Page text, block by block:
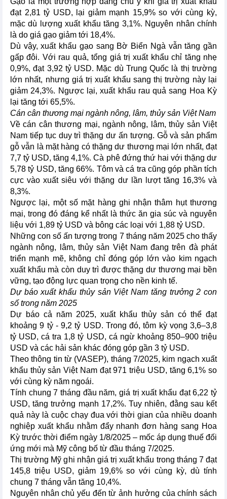
đạt 2,81 tỷ USD, lại giảm mạnh 15,9% so với cùng kỳ,
mặc dù lượng xuất khẩu tăng 3,1%. Nguyên nhân chính
là do giá gạo giảm tới 18,4%.
Dù vậy, xuất khẩu gạo sang Bờ Biển Ngà vẫn tăng gần
gấp đôi. Với rau quả, tổng giá trị xuất khẩu chỉ tăng nhẹ
0,9%, đạt 3,92 tỷ USD. Mặc dù Trung Quốc là thị trường
lớn nhất, nhưng giá trị xuất khẩu sang thị trường này lại
giảm 24,3%. Ngược lại, xuất khẩu rau quả sang Hoa Kỳ
lại tăng tới 65,5%.
Cán cân thương mại ngành nông, lâm, thủy sản Việt Nam
Về cán cân thương mại, ngành nông, lâm, thủy sản Việt
Nam tiếp tục duy trì thặng dư ấn tượng. Gỗ và sản phẩm
gỗ vẫn là mặt hàng có thặng dư thương mại lớn nhất, đạt
7,7 tỷ USD, tăng 4,1%. Cà phê đứng thứ hai với thặng dư
5,78 tỷ USD, tăng 66%. Tôm và cá tra cũng góp phần tích
cực vào xuất siêu với thặng dư lần lượt tăng 16,3% và
8,3%.
Ngược lại, một số mặt hàng ghi nhận thâm hụt thương
mại, trong đó đáng kể nhất là thức ăn gia súc và nguyên
liệu với 1,89 tỷ USD và bông các loại với 1,88 tỷ USD.
Những con số ấn tượng trong 7 tháng năm 2025 cho thấy
ngành nông, lâm, thủy sản Việt Nam đang trên đà phát
triển mạnh mẽ, không chỉ đóng góp lớn vào kim ngạch
xuất khẩu mà còn duy trì được thặng dư thương mại bền
vững, tạo động lực quan trọng cho nền kinh tế.
Dự báo xuất khẩu thủy sản Việt Nam tăng trưởng 2 con
số trong năm 2025
Dự báo cả năm 2025, xuất khẩu thủy sản có thể đạt
khoảng 9 tỷ - 9,2 tỷ USD. Trong đó, tôm kỳ vọng 3,6–3,8
tỷ USD, cá tra 1,8 tỷ USD, cá ngừ khoảng 850–900 triệu
USD và các hải sản khác đóng góp gần 3 tỷ USD.
Theo thông tin từ (VASEP), tháng 7/2025, kim ngạch xuất
khẩu thủy sản Việt Nam đạt 971 triệu USD, tăng 6,1% so
với cùng kỳ năm ngoái.
Tính chung 7 tháng đầu năm, giá trị xuất khẩu đạt 6,22 tỷ
USD, tăng trưởng mạnh 17,2%. Tuy nhiên, đằng sau kết
quả này là cuộc chạy đua với thời gian của nhiều doanh
nghiệp xuất khẩu nhằm đẩy nhanh đơn hàng sang Hoa
Kỳ trước thời điểm ngày 1/8/2025 – mốc áp dụng thuế đối
ứng mới mà Mỹ công bố từ đầu tháng 7/2025.
Thị trường Mỹ ghi nhận giá trị xuất khẩu trong tháng 7 đạt
145,8 triệu USD, giảm 19,6% so với cùng kỳ, dù tính
chung 7 tháng vẫn tăng 10,4%.
Nguyên nhân chủ yếu đến từ ảnh hưởng của chính sách